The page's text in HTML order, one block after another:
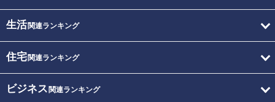
生活関連ランキング
住宅関連ランキング
ビジネス 関連ランキング